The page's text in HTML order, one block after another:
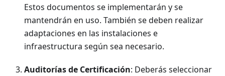
Estos documentos se implementarán y se
mantendrán en uso. También se deben realizar
adaptaciones en las instalaciones e
infraestructura según sea necesario.
Auditorías de Certificación: Deberás seleccionar